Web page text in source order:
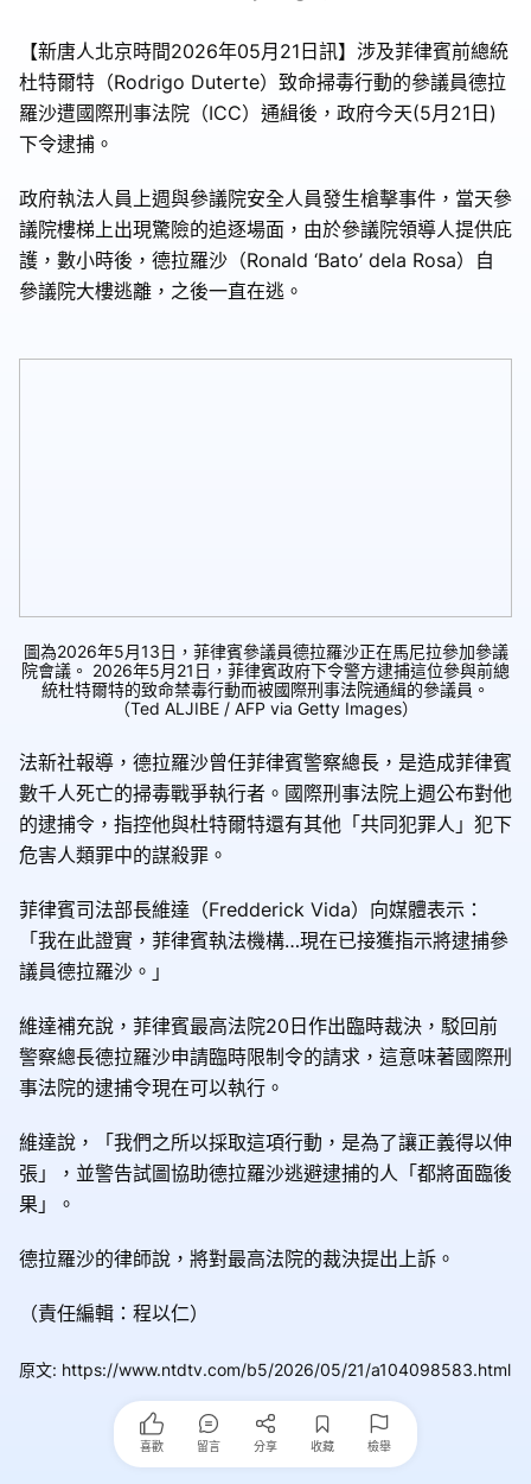
【新唐人北京時間2026年05月21日訊】涉及菲律賓前總統
杜特爾特（Rodrigo Duterte）致命掃毒行動的參議員德拉
羅沙遭國際刑事法院（ICC）通緝後，政府今天(5月21日)
下令逮捕。
政府執法人員上週與參議院安全人員發生槍擊事件，當天參
議院樓梯上出現驚險的追逐場面，由於參議院領導人提供庇
護，數小時後，德拉羅沙（Ronald ‘Bato’ dela Rosa）自
參議院大樓逃離，之後一直在逃。
圖為2026年5月13日，菲律賓參議員德拉羅沙正在馬尼拉參加參議
院會議。 2026年5月21日，菲律賓政府下令警方逮捕這位參與前總
統杜特爾特的致命禁毒行動而被國際刑事法院通緝的參議員。
（Ted ALJIBE / AFP via Getty Images）
法新社報導，德拉羅沙曾任菲律賓警察總長，是造成菲律賓
數千人死亡的掃毒戰爭執行者。國際刑事法院上週公布對他
的逮捕令，指控他與杜特爾特還有其他「共同犯罪人」犯下
危害人類罪中的謀殺罪。
菲律賓司法部長維達（Fredderick Vida）向媒體表示：
「我在此證實，菲律賓執法機構…現在已接獲指示將逮捕參
議員德拉羅沙。」
維達補充說，菲律賓最高法院20日作出臨時裁決，駁回前
警察總長德拉羅沙申請臨時限制令的請求，這意味著國際刑
事法院的逮捕令現在可以執行。
維達說，「我們之所以採取這項行動，是為了讓正義得以伸
張」，並警告試圖協助德拉羅沙逃避逮捕的人「都將面臨後
果」。
德拉羅沙的律師說，將對最高法院的裁決提出上訴。
（責任編輯：程以仁）
原文: https://www.ntdtv.com/b5/2026/05/21/a104098583.html
喜歡 留言 分享 收藏 檢舉